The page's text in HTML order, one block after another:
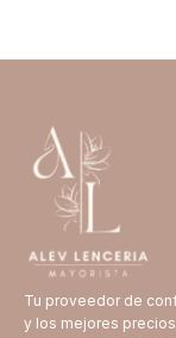
Tu proveedor de
y los mejores